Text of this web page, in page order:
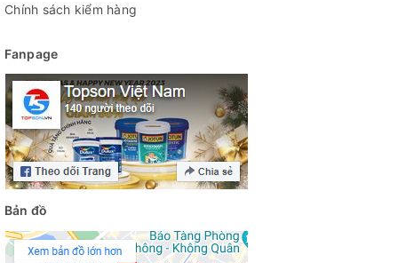
Chính sách kiểm hàng
Fanpage
Bản đồ